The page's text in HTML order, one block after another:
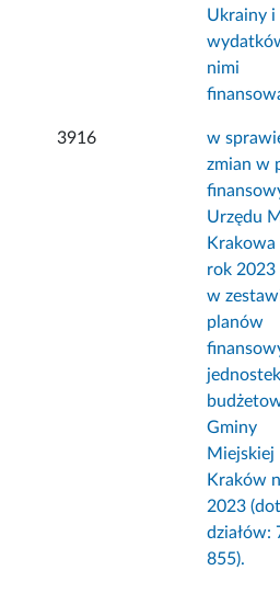
Ukrainy i
nimi
3916
w
zmian w
Urzędu
Krakowa
rok 2023
w
planów
jednostek
Gminy
Miejskiej
Kraków
2023
działów:
855).